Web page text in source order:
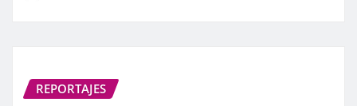
REPORTAJES